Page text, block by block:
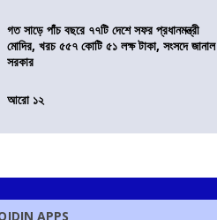
গত সাড়ে পাঁচ বছরে ৭৭টি দেশে সফর প্রধানমন্ত্রী
মোদির, খরচ ৫৫৭ কোটি ৫১ লক্ষ টাকা, সংসদে জানাল
সরকার
আরো ১২
APPS